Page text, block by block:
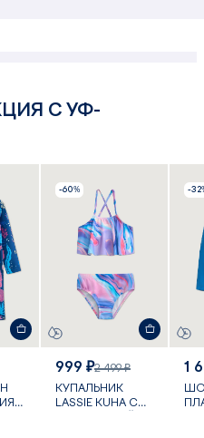
С УФ-
-60%
999 ₽2 499 ₽
КУПАЛЬНИК
LASSIE KUHA С
-
1